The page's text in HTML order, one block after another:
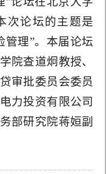
次论坛的主题是
管理”。本届论坛
院查道炯教授、
审批委员会委员
力投资有限公司
部研究院蒋姮副